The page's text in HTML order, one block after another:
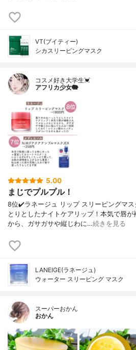
VT(ブイティー)
シカスリーピングマスク
コスメ好き大学生💓
アフリカ少女🐘
5.00
まじでプルプル！
8位✔️ラネージュ リップ スリーピングマ
とりとしたナイトケアリップ！本気で唇
から、ガサガサや縦じわに…続きを見る
LANEIGE(ラネージュ)
ウォーター スリーピング マスク
スーパーおかん
おかん